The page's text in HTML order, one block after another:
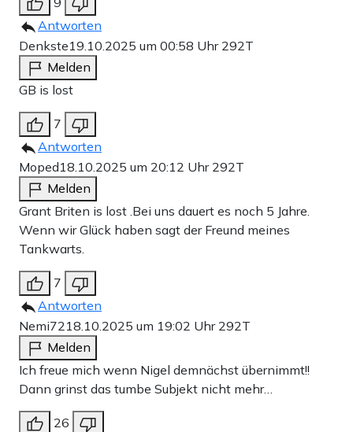
Antworten
Denkste19.10.2025 um 00:58 Uhr 292T
Melden
GB is lost
7
Antworten
Moped18.10.2025 um 20:12 Uhr 292T
Melden
Grant Briten is lost .Bei uns dauert es noch 5 Jahre.
Wenn wir Glück haben sagt der Freund meines
Tankwarts.
7
Antworten
Nemi7218.10.2025 um 19:02 Uhr 292T
Melden
Ich freue mich wenn Nigel demnächst übernimmt!!
Dann grinst das tumbe Subjekt nicht mehr…
26